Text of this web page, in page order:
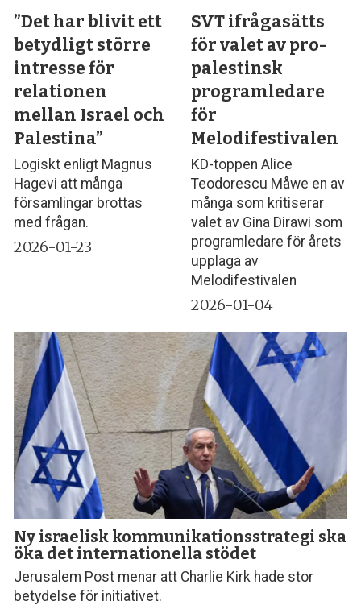
”Det har blivit ett
betydligt större
intresse för
relationen
mellan Israel och
Palestina”
Logiskt enligt Magnus
Hagevi att många
församlingar brottas
med frågan.
2026-01-23
SVT ifrågasätts
för valet av pro-
palestinsk
programledare
för
Melodifestivalen
KD-toppen Alice
Teodorescu Måwe en av
många som kritiserar
valet av Gina Dirawi som
programledare för årets
upplaga av
Melodifestivalen
2026-01-04
Ny israelisk kommunikationsstrategi ska
öka det internationella stödet
Jerusalem Post menar att Charlie Kirk hade stor
betydelse för initiativet.